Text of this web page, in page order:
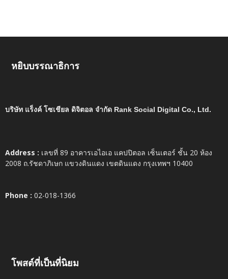
หยิบบรรณาธิการ
บริษัท แร็งค์ โซเชียล ดิจิตอล จำกัด Rank Social Digital Co., Ltd.
Address : เลขที่ 89 อาคารเอไอเอ แคปปิตอล เซ็นเตอร์ ชั้น 20 ห้อง
2008 ถ.รัชดาภิเษก แขวงดินแดง เขตดินแดง กรุงเทพฯ 10400
Phone : 02-018-1366
โพสต์ที่เป็นที่นิยม